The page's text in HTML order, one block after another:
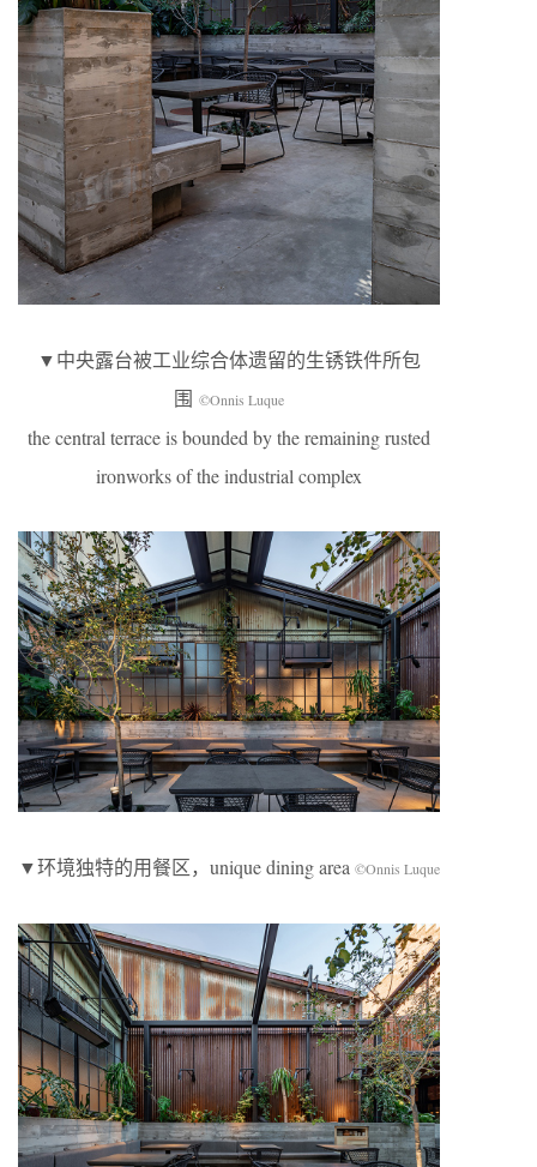
▼中央露台被工业综合体遗留的生锈铁件所包
围 ©Onnis Luque
the central terrace is bounded by the remaining rusted
ironworks of the industrial complex
▼环境独特的用餐区，unique dining area ©Onnis Luque